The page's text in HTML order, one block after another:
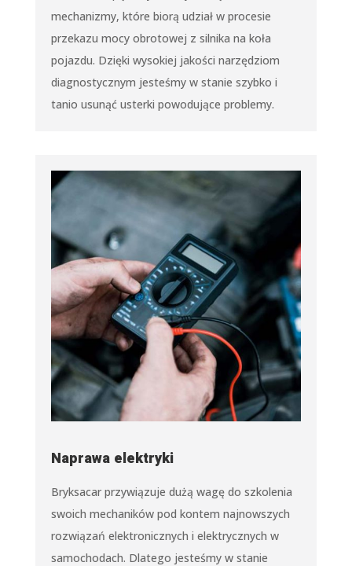
mechanizmy, które biorą udział w procesie
przekazu mocy obrotowej z silnika na koła
pojazdu. Dzięki wysokiej jakości narzędziom
diagnostycznym jesteśmy w stanie szybko i
tanio usunąć usterki powodujące problemy.
Naprawa elektryki
Bryksacar przywiązuje dużą wagę do szkolenia
swoich mechaników pod kontem najnowszych
rozwiązań elektronicznych i elektrycznych w
samochodach. Dlatego jesteśmy w stanie